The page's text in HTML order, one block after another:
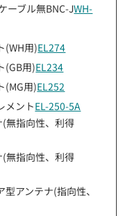
ーブル無BNC-JWH-
(WH用)EL274
(GB用)EL234
(MG用)EL252
メントEL-250-5A
(無指向性、利得
(無指向性、利得
アンテナ(指向性、